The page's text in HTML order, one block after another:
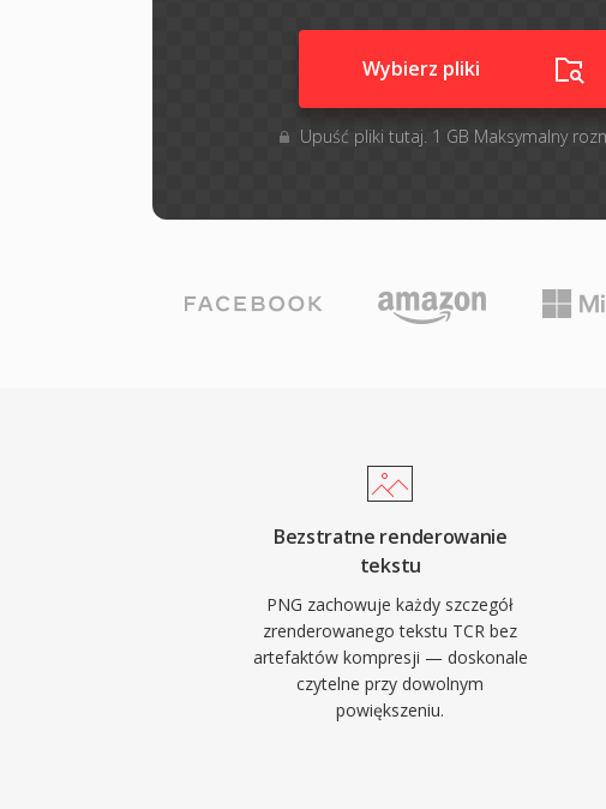
Wybierz pliki
Upuść pliki tutaj. 1 GB Maksymalny
Bezstratne renderowanie
tekstu
PNG zachowuje każdy szczegół
zrenderowanego tekstu TCR bez
artefaktów kompresji — doskonale
czytelne przy dowolnym
powiększeniu.